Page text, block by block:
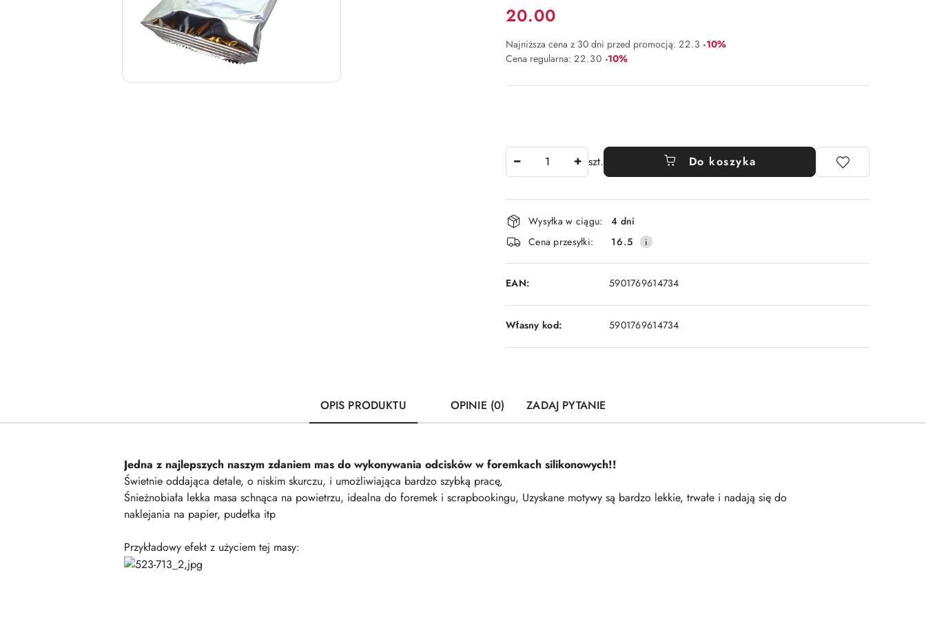
Cena:
20.00
Najniższa cena z 30 dni przed promocją: 22.3 Rabat:
-10%
Cena regularna: 22.30 Rabat:
-10%
szt. Do koszyka
Dostępność
i
dostawa
Wysyłka w ciągu:
4 dni
Cena przesyłki:
16.5
EAN: 5901769614734
Własny kod: 5901769614734
OPIS PRODUKTU OPINIE (0) ZADAJ PYTANIE
Jedna z najlepszych naszym zdaniem mas do wykonywania odcisków w foremkach silikonowych!!
Świetnie oddająca detale, o niskim skurczu, i umożliwiająca bardzo szybką pracę,
Śnieżnobiała lekka masa schnąca na powietrzu, idealna do foremek i scrapbookingu, Uzyskane motywy są bardzo lekkie, trwałe i nadają się do
naklejania na papier, pudełka itp
Przykładowy efekt z użyciem tej masy: